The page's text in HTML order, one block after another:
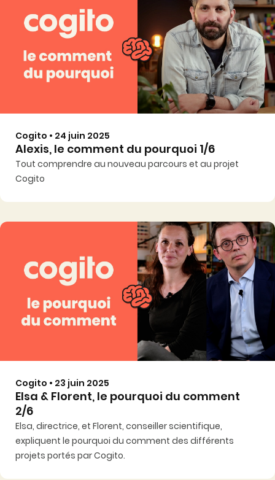
Cogito • 24 juin 2025
Alexis, le comment du pourquoi 1/6
Tout comprendre au nouveau parcours et au projet
Cogito
Cogito • 23 juin 2025
Elsa & Florent, le pourquoi du comment
2/6
Elsa, directrice, et Florent, conseiller scientifique,
expliquent le pourquoi du comment des différents
projets portés par Cogito.